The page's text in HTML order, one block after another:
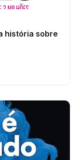
história sobre